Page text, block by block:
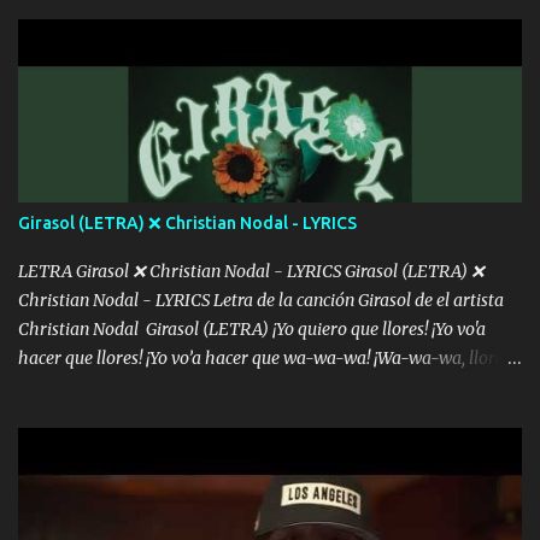
con la gente Dices "Latino Gang" pero pisas a to'a tu gente Pa’ dar
menos se prudente Hoy me sabe a mierda, traigo un Balvin en los
dientes Por falta de empatía le toca ser resiliente ¿Acaso eres
consciente de los followers que mueves? Parcerito, abre los ojos y
ve el poder que tienes Otro chiste malo son los nombres de tus
álbum's "José, vibras colores con la energía del diablo " ¿Si ...
Girasol (LETRA) ❌ Christian Nodal - LYRICS
LETRA Girasol ❌ Christian Nodal - LYRICS Girasol (LETRA) ❌
Christian Nodal - LYRICS Letra de la canción Girasol de el artista
Christian Nodal Girasol (LETRA) ¡Yo quiero que llores! ¡Yo vo'a
hacer que llores! ¡Yo vo’a hacer que wa-wa-wa! ¡Wa-wa-wa, llores!
intentas rimar Pobre payaso que usa a todo el mundo pa' conectar
con la gente Dices "Latino Gang" pero pisas a to'a tu gente Pa’ dar
mensajes, m'ijo, hay quе ser coherentеs Si tú no eres artista, al